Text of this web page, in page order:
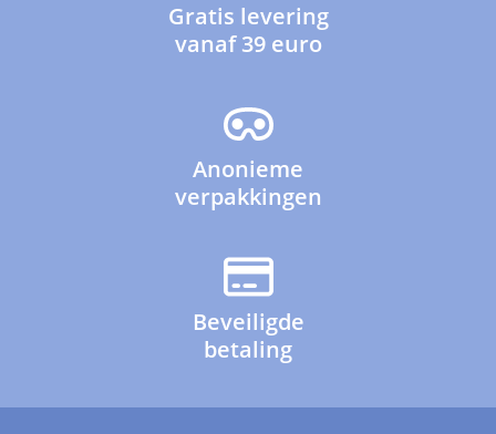
Gratis levering
vanaf 39 euro
Anonieme
verpakkingen
Beveiligde
betaling